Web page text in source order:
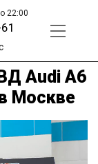
22:00
Audi A6
Москве